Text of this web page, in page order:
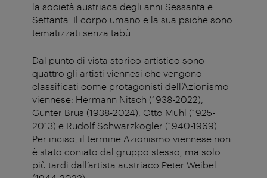
la società austriaca degli anni Sessanta e
Settanta. Il corpo umano e la sua psiche sono
tematizzati senza tabù.
Dal punto di vista storico-artistico sono
quattro gli artisti viennesi che vengono
classificati come protagonisti dell’Azionismo
viennese: Hermann Nitsch (1938-2022),
Günter Brus (1938-2024), Otto Mühl (1925-
2013) e Rudolf Schwarzkogler (1940-1969).
Per inciso, il termine Azionismo viennese non
è stato coniato dal gruppo stesso, ma solo
più tardi dall’artista austriaco Peter Weibel